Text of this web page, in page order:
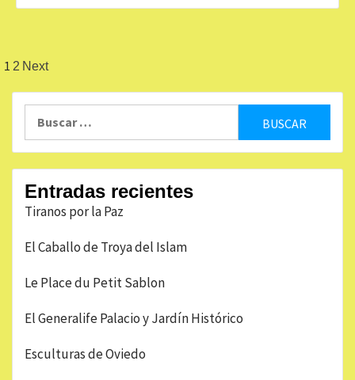
Navegación
de
entradas
1 2 Next
Entradas recientes
Tiranos por la Paz
El Caballo de Troya del Islam
Le Place du Petit Sablon
El Generalife Palacio y Jardín Histórico
Esculturas de Oviedo